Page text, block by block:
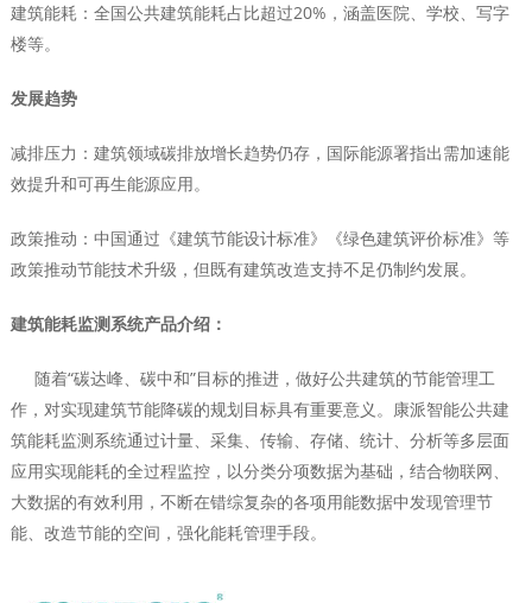
建筑能耗‌：全国公共建筑能耗占比超过20%，涵盖医院、学校、写字
楼等。 ‌
发展趋势
减排压力‌：建筑领域碳排放增长趋势仍存，国际能源署指出需加速能
效提升和可再生能源应用。 ‌
政策推动‌：中国通过《建筑节能设计标准》《绿色建筑评价标准》等
政策推动节能技术升级，但既有建筑改造支持不足仍制约发展。
建筑能耗监测系统产品介绍：
随着“碳达峰、碳中和”目标的推进，做好公共建筑的节能管理工
作，对实现建筑节能降碳的规划目标具有重要意义。康派智能公共建
筑能耗监测系统通过计量、采集、传输、存储、统计、分析等多层面
应用实现能耗的全过程监控，以分类分项数据为基础，结合物联网、
大数据的有效利用，不断在错综复杂的各项用能数据中发现管理节
能、改造节能的空间，强化能耗管理手段。